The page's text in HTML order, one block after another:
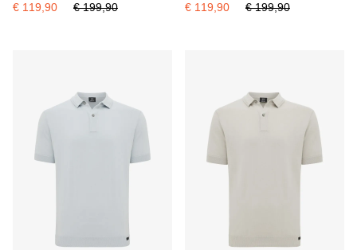
€ 119,90 € 199,90 € 119,90 € 199,90